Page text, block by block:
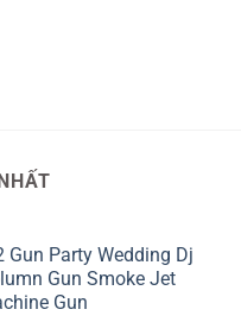
Gun Party Wedding Dj
Gun Smoke Jet
Gun